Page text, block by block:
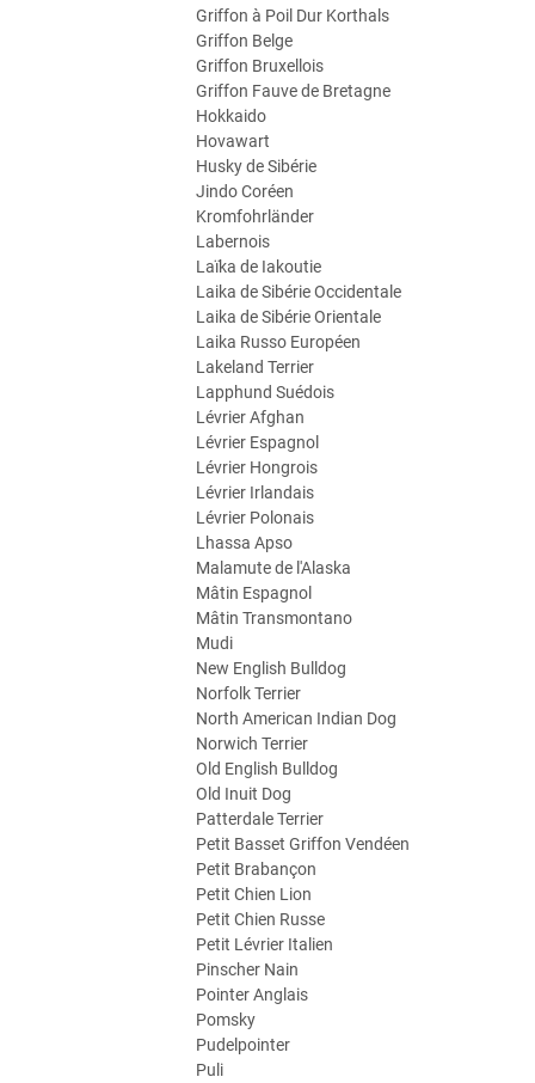
Griffon à Poil Dur Korthals
Griffon Belge
Griffon Bruxellois
Griffon Fauve de Bretagne
Hokkaido
Hovawart
Husky de Sibérie
Jindo Coréen
Kromfohrländer
Labernois
Laïka de Iakoutie
Laika de Sibérie Occidentale
Laika de Sibérie Orientale
Laika Russo Européen
Lakeland Terrier
Lapphund Suédois
Lévrier Afghan
Lévrier Espagnol
Lévrier Hongrois
Lévrier Irlandais
Lévrier Polonais
Lhassa Apso
Malamute de l'Alaska
Mâtin Espagnol
Mâtin Transmontano
Mudi
New English Bulldog
Norfolk Terrier
North American Indian Dog
Norwich Terrier
Old English Bulldog
Old Inuit Dog
Patterdale Terrier
Petit Basset Griffon Vendéen
Petit Brabançon
Petit Chien Lion
Petit Chien Russe
Petit Lévrier Italien
Pinscher Nain
Pointer Anglais
Pomsky
Pudelpointer
Puli